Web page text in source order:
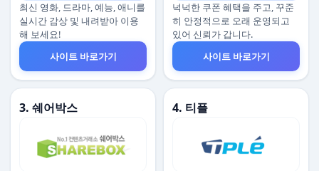
최신 영화, 드라마, 예능, 애니를
실시간 감상 및 내려받아 이용
해 보세요!
사이트 바로가기
넉넉한 쿠폰 혜택을 주고, 꾸준
히 안정적으로 오래 운영되고
있어 신뢰가 갑니다.
사이트 바로가기
3. 쉐어박스 4. 티플